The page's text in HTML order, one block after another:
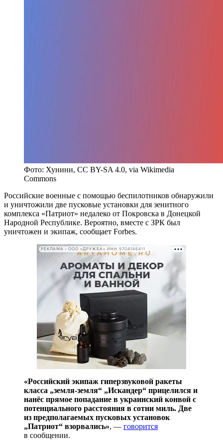
Фото: Хунини, CC BY-SA 4.0, via Wikimedia
Commons
Российские военные с помощью беспилотников обнаружили
и уничтожили две пусковые установки для зенитного
комплекса «Патриот» недалеко от Покровска в Донецкой
Народной Республике. Вероятно, вместе с ЗРК был
уничтожен и экипаж, сообщает Forbes.
РЕКЛАМА • ООО «ДРУЖБА» ИНН 9704146411
«Российский экипаж гиперзвуковой ракеты
класса „земля-земля“ „Искандер“ прицелился и
нанёс прямое попадание в украинский конвой с
потенциального расстояния в сотни миль. Две
из предполагаемых пусковых установок
„Патриот“ взорвались», — говорится
в сообщении.